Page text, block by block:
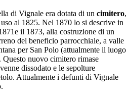
di Vignale era dotata di un cimitero,
al 1825. Nel 1870 lo si descrive in
il 1873, alla costruzione di un
del beneficio parrocchiale, a valle
per San Polo (attualmente il luogo
Questo nuovo cimitero rimase
dissodato e le sepolture
Attualmente i defunti di Vignale